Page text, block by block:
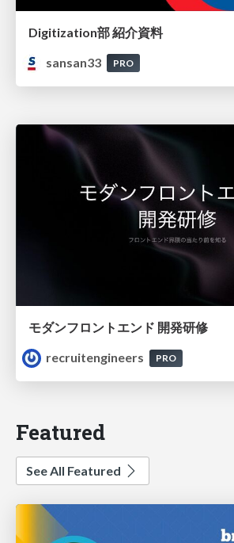
Digitization部 紹介資料
sansan33
PRO
モダンフロントエンド 開発研修
recruitengineers
PRO
Featured
See All Featured